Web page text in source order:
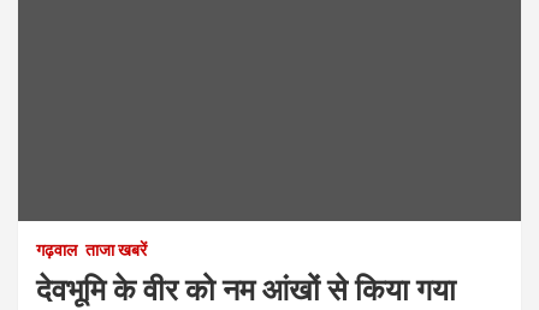
गढ़वाल ताजा खबरें
देवभूमि के वीर को नम आंखों से किया गया